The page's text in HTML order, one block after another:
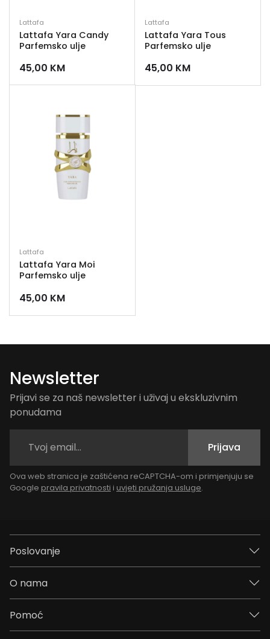
Lattafa
Lattafa Yara Candy
Parfemsko ulje
45,00 KM
Lattafa
Lattafa Yara Tous
Parfemsko ulje
45,00 KM
Lattafa
Lattafa Yara Moi
Parfemsko ulje
45,00 KM
Newsletter
Prijavi se za naš newsletter i uživaj u ekskluzivnim
ponudama
Prijava
Ova web stranica je zaštićena reCAPTCHA-om i primjenjuju se
Google pravila privatnosti i uvjeti pružanja usluge.
Poslovanje
O nama
Pomoć